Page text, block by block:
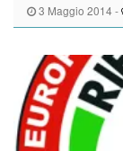
3 Maggio 2014 -